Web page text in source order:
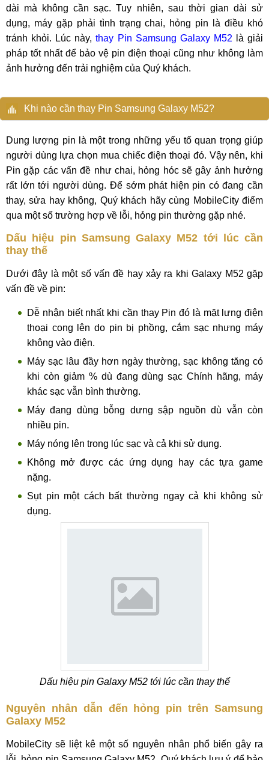
dài mà không cần sạc. Tuy nhiên, sau thời gian dài sử
dụng, máy gặp phải tình trạng chai, hỏng pin là điều khó
tránh khỏi. Lúc này,thay Pin Samsung Galaxy M52 là giải
pháp tốt nhất để bảo vệ pin điện thoại cũng như không làm
ảnh hưởng đến trải nghiệm của Quý khách.
Khi nào cần thay Pin Samsung Galaxy M52?
Dung lượng pin là một trong những yếu tố quan trọng giúp
người dùng lựa chọn mua chiếc điện thoại đó. Vậy nên, khi
Pin gặp các vấn đề như chai, hỏng hóc sẽ gây ảnh hưởng
rất lớn tới người dùng. Để sớm phát hiện pin có đang cần
thay, sửa hay không, Quý khách hãy cùng MobileCity điểm
qua một số trường hợp về lỗi, hỏng pin thường gặp nhé.
Dấu hiệu pin Samsung Galaxy M52 tới lúc cần
thay thế
Dưới đây là một số vấn đề hay xảy ra khi Galaxy M52 gặp
vấn đề về pin:
Dễ nhận biết nhất khi cần thay Pin đó là mặt lưng điện
thoại cong lên do pin bị phồng, cắm sạc nhưng máy
không vào điện.
Máy sạc lâu đầy hơn ngày thường, sạc không tăng có
khi còn giảm % dù đang dùng sạc Chính hãng, máy
khác sạc vẫn bình thường.
Máy đang dùng bỗng dưng sập nguồn dù vẫn còn
nhiều pin.
Máy nóng lên trong lúc sạc và cả khi sử dụng.
Không mở được các ứng dụng hay các tựa game
nặng.
Sụt pin một cách bất thường ngay cả khi không sử
dụng.
Dấu hiệu pin Galaxy M52 tới lúc cần thay thế
Nguyên nhân dẫn đến hỏng pin trên Samsung
Galaxy M52
MobileCity sẽ liệt kê một số nguyên nhân phổ biến gây ra